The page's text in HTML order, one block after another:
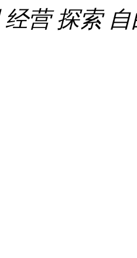
经营 探索